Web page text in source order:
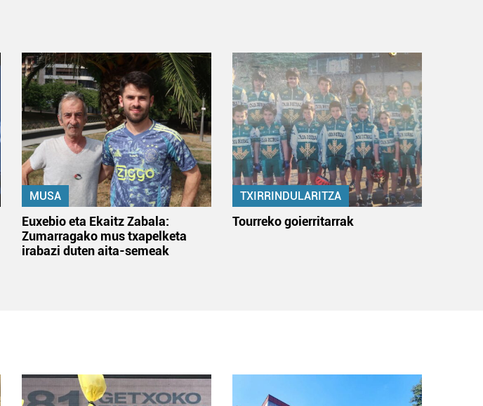
MUSA
Euxebio eta Ekaitz Zabala:
Zumarragako mus txapelketa
irabazi duten aita-semeak
TXIRRINDULARITZA
Tourreko goierritarrak